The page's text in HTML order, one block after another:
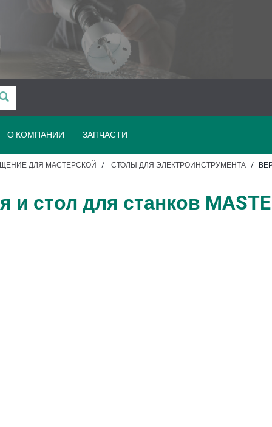
О КОМПАНИИ ЗАПЧАСТИ
ДЛЯ МАСТЕРСКОЙ СТОЛЫ ДЛЯ ЭЛЕКТРОИНСТРУМЕНТА
и стол для станков